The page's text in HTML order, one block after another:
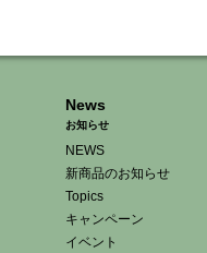
News
お知らせ
NEWS
新商品のお知らせ
Topics
キャンペーン
イベント